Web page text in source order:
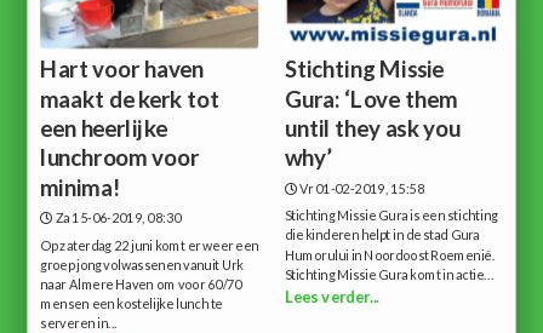
Hart voor haven
maakt de kerk tot
een heerlijke
lunchroom voor
minima!
Za 15-06-2019, 08:30
Op zaterdag 22 juni komt er weer een
groep jong volwassenen vanuit Urk
naar Almere Haven om voor 60/70
mensen een kostelijke lunch te
serveren in...
Stichting Missie
Gura: ‘Love them
until they ask you
why’
Vr 01-02-2019, 15:58
Stichting Missie Gura is een stichting
die kinderen helpt in de stad Gura
Humorului in Noordoost Roemenië.
Stichting Missie Gura komt in actie...
Lees verder...